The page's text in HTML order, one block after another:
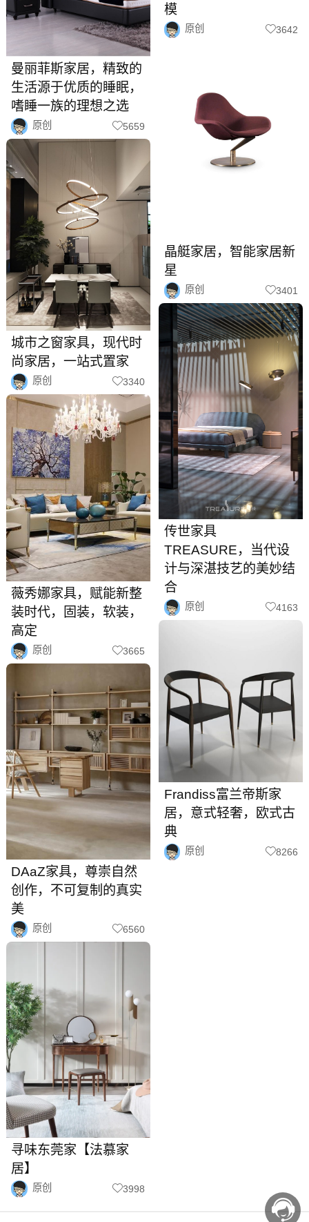
曼丽菲斯家居，精致的
生活源于优质的睡眠，
嗜睡一族的理想之选
原创 5659
城市之窗家具，现代时
尚家居，一站式置家
原创 3340
​薇秀娜家具，赋能新整
装时代，固装，软装，
高定
原创 3665
DAaZ家具，尊崇自然
创作，不可复制的真实
美
原创 6560
寻味东莞家【法慕家
居】
原创 3998
模
原创 3642
​晶艇家居，智能家居新
星
原创 3401
传世家具
TREASURE，当代设
计与深湛技艺的美妙结
合
原创 4163
Frandiss富兰帝斯家
居，意式轻奢，欧式古
典
原创 8266